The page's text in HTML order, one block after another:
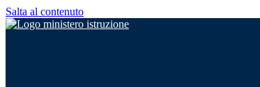
Salta al contenuto